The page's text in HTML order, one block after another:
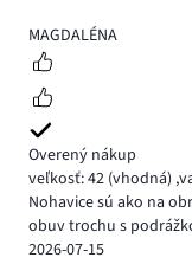
5
MAGDALÉNA
Overený nákup
veľkosť: 42 (vhodná) ,
Nohavice sú ako na
obuv trochu s
2026-07-15